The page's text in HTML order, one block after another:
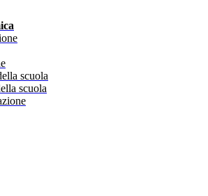
scuola
scuola